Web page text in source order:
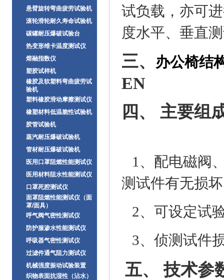
悬臂旋转弯曲疲劳试验机
滚轮滑轮耐久寿命试验机
碳罐耐压爆破试验台
热变形维卡温度测试仪
熔融指数仪
塑胶试样机
橡胶及软塑料弯曲疲劳试
验机
塑料橡胶滑动摩擦测试仪
橡塑材料低温脆性试验机
胶管试验机
蒸汽耐压爆破试验机
管材耐压爆破试验机
医用口罩阻燃性能测试仪
医用材料阻水性能测试仪
口罩死腔测试仪
面罩阻燃性能测试仪（面
罩/面具）
呼气阀气密性测试仪
防护服渗水性能测试仪
呼吸器气密性测试仪
过滤件通气阻力测试仪
机械强度振动试验装置
织物表面抗湿性（沾水）
试负载，亦可
度水平、垂直
三、 办公椅结
EN
四、
主要组
1、配电磁阀
测试件有无损
2、可设定试
3、侦测试件
五、 技术参